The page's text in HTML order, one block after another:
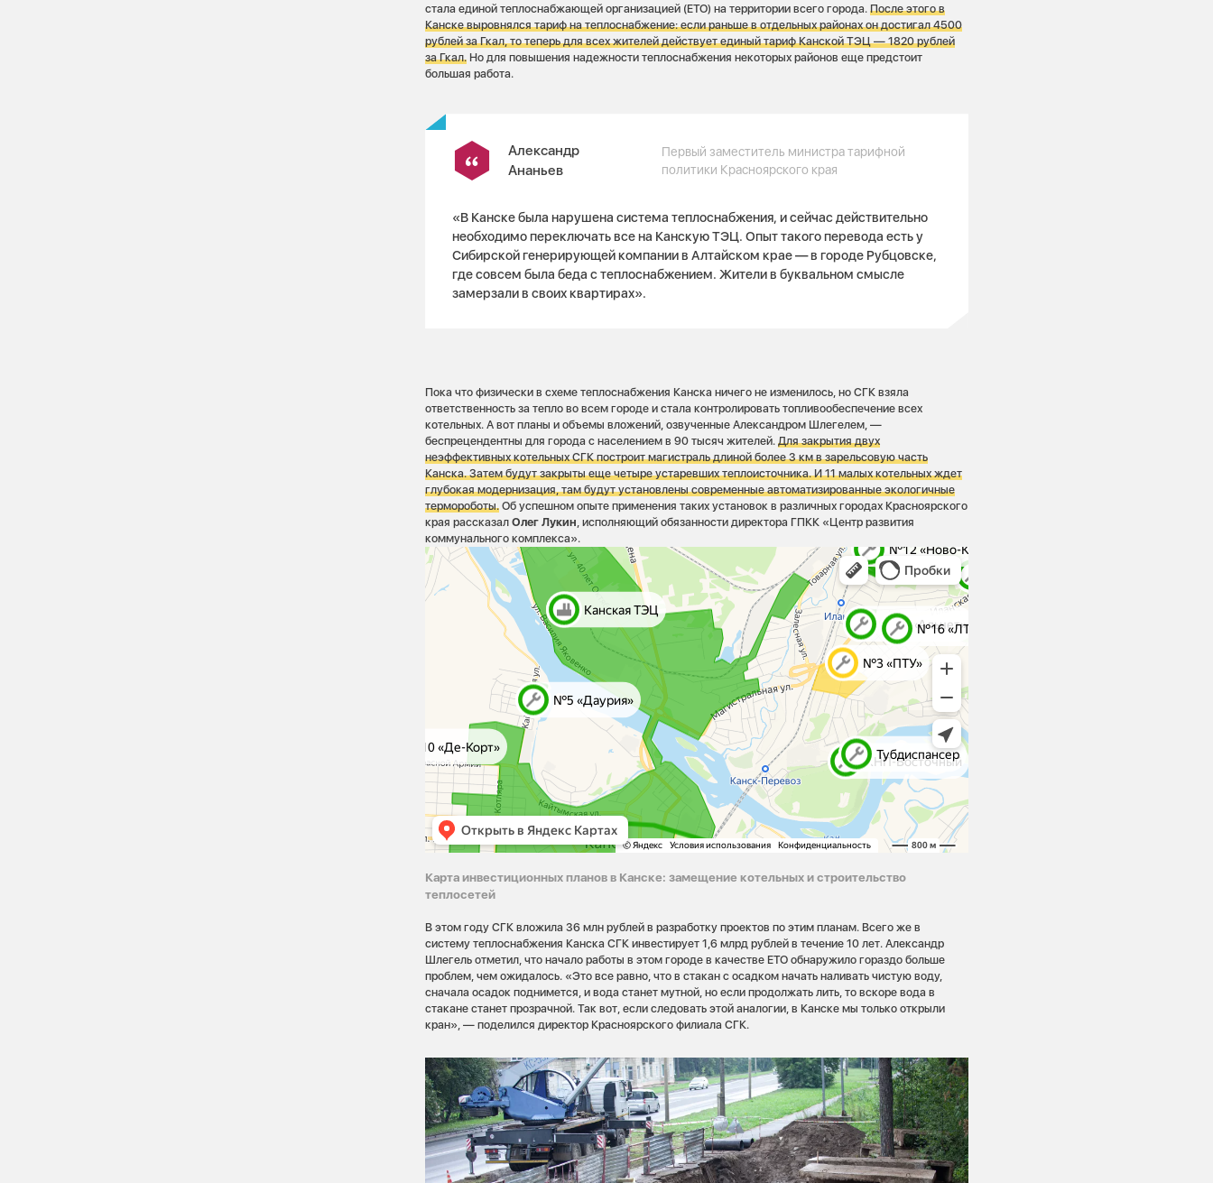
стала единой теплоснабжающей организацией (ЕТО) на территории всего города.После этого в
Канске выровнялся тариф на теплоснабжение: если раньше в отдельных районах он достигал 4500
рублей за Гкал, то теперь для всех жителей действует единый тариф Канской ТЭЦ — 1820 рублей
за Гкал. Но для повышения надежности теплоснабжения некоторых районов еще предстоит
большая работа.
Александр
Ананьев
Первый заместитель министра тарифной
политики Красноярского края
«В Канске была нарушена система теплоснабжения, и сейчас действительно
необходимо переключать все на Канскую ТЭЦ. Опыт такого перевода есть у
Сибирской генерирующей компании в Алтайском крае — в городе Рубцовске,
где совсем была беда с теплоснабжением. Жители в буквальном смысле
замерзали в своих квартирах».
Пока что физически в схеме теплоснабжения Канска ничего не изменилось, но СГК взяла
ответственность за тепло во всем городе и стала контролировать топливообеспечение всех
котельных. А вот планы и объемы вложений, озвученные Александром Шлегелем, —
беспрецендентны для города с населением в 90 тысяч жителей.Для закрытия двух
неэффективных котельных СГК построит магистраль длиной более 3 км в зарельсовую часть
Канска. Затем будут закрыты еще четыре устаревших теплоисточника. И 11 малых котельных ждет
глубокая модернизация, там будут установлены современные автоматизированные экологичные
термороботы. Об успешном опыте применения таких установок в различных городах Красноярского
края рассказалОлег Лукин , исполняющий обязанности директора ГПКК «Центр развития
коммунального комплекса».
Карта инвестиционныхплановв Канске: замещение котельных и строительство
теплосетей
В этом году СГК вложила 36 млн рублей в разработку проектов по этим планам. Всего же в
систему теплоснабжения Канска СГК инвестирует 1,6 млрд рублей в течение 10 лет. Александр
Шлегель отметил, что начало работы в этом городе в качестве ЕТО обнаружило гораздо больше
проблем, чем ожидалось. «Это все равно, что в стакан с осадком начать наливать чистую воду,
сначала осадок поднимется, и вода станет мутной, но если продолжать лить, то вскоре вода в
стакане станет прозрачной. Так вот, если следовать этой аналогии, в Канске мы только открыли
кран», — поделился директор Красноярского филиала СГК.